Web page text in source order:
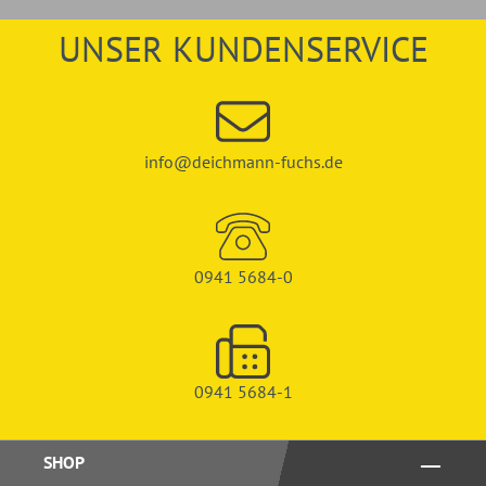
UNSER KUNDENSERVICE
info@deichmann-fuchs.de
0941 5684-0
0941 5684-1
SHOP